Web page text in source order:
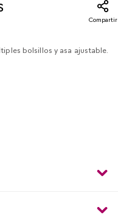
Compartir
bolsillos y asa ajustable.